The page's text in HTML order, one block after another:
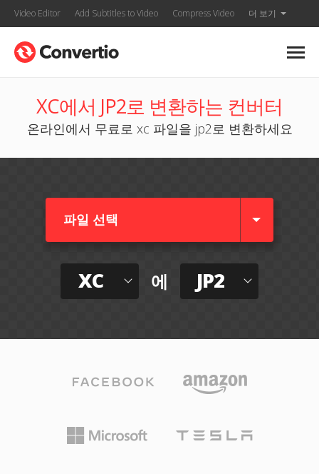
Video Editor Add Subtitles to Video Compress Video 더 보기
XC에서 JP2로 변환하는 컨버터
온라인에서 무료로 xc 파일을 jp2로 변환하세요
파일 선택
XC 에 JP2